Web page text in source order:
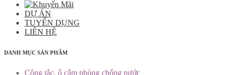
DỰ ÁN
TUYỂN DỤNG
LIÊN HỆ
DANH MỤC SẢN PHẨM
Công tắc, ổ cắm phòng chống nước